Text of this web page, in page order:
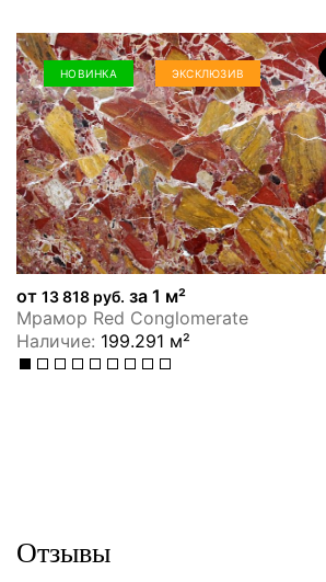
НОВИНКА ЭКСКЛЮЗИВ
от13 818 руб. за 1 м²
Мрамор Red Conglomerate
Наличие: 199.291 м²
Отзывы